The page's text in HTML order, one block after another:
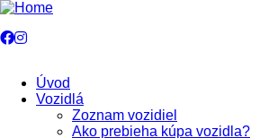
Skočiť
hlavný
Main
navigation
Úvod
Vozidlá
Zoznam vozidiel
Ako prebieha kúpa vozidla?